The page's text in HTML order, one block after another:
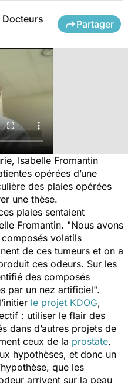
Partager
Isabelle Fromantin
opérées d’une
des plaies opérées
une thèse.
plaies sentaient
Fromantin. "Nous avons
volatils
de ces tumeurs et on a
ces odeurs. Sur les
des composés
par un nez artificiel".
le projet KDOG,
: utiliser le flair des
dans d’autres projets de
ceux de la prostate.
hypothèses, et donc un
que les
arrivent sur la peau